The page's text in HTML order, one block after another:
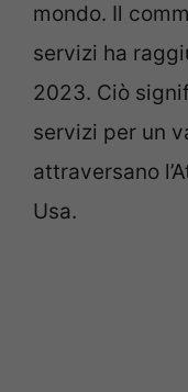
mondo. Il
servizi ha
2023. Ciò
servizi per un
attraversano
Usa.